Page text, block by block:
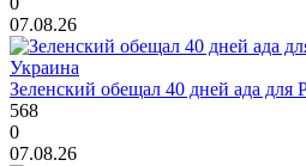
07.08.26
Украина
Зеленский обещал 40 дней ада
568
0
07.08.26